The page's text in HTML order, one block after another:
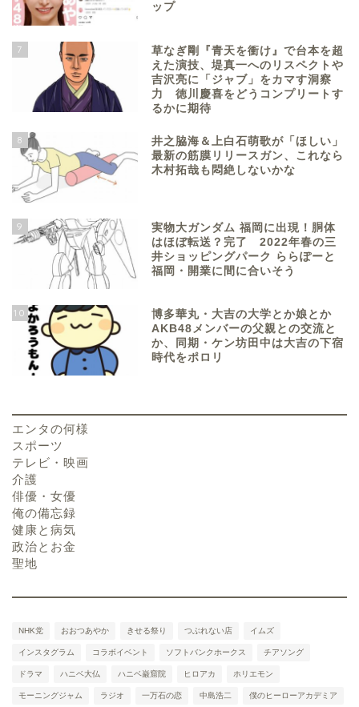
ップ
7
草なぎ剛『青天を衝け』で台本を超
えた演技、堤真一へのリスペクトや
吉沢亮に「ジャブ」をカマす洞察
力 徳川慶喜をどうコンプリートす
るかに期待
8
井之脇海＆上白石萌歌が「ほしい」
最新の筋膜リリースガン、これなら
木村拓哉も悶絶しないかな
9
実物大ガンダム 福岡に出現！胴体
はほぼ転送？完了 2022年春の三
井ショッピングパーク ららぽーと
福岡・開業に間に合いそう
10
博多華丸・大吉の大学とか娘とか
AKB48メンバーの父親との交流と
か、同期・ケン坊田中は大吉の下宿
時代をポロリ
エンタの何様
スポーツ
テレビ・映画
介護
俳優・女優
俺の備忘録
健康と病気
政治とお金
聖地
NHK党 おおつあやか きせる祭り つぶれない店 イムズ
インスタグラム コラボイベント ソフトバンクホークス チアソング
ドラマ ハニベ大仏 ハニベ巌窟院 ヒロアカ ホリエモン
モーニングジャム ラジオ 一万石の恋 中島浩二 僕のヒーローアカデミア